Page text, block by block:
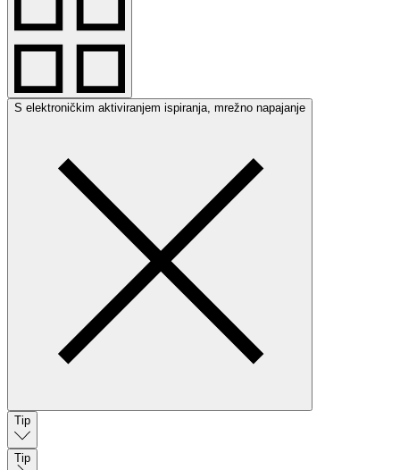
S elektroničkim aktiviranjem ispiranja, mrežno napajanje
Tip
Tip